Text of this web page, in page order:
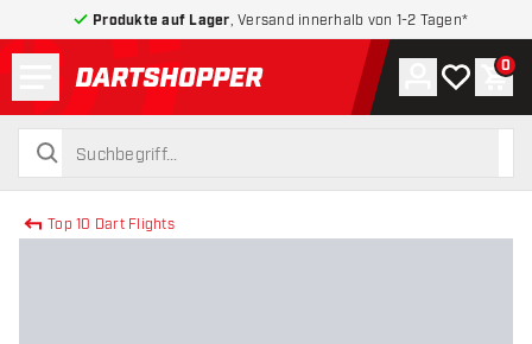
Produkte auf Lager , Versand innerhalb von 1-2 Tagen*
zurück zur Startseite
suchen
suchen
Konto
Meine 0
Top 10 Dart Flights